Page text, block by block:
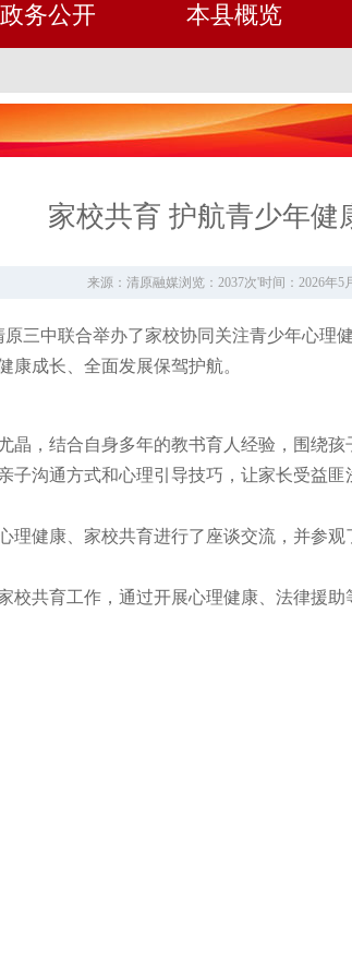
政务公开 本县概览
家校共育 护航青少年健
来源：清原融媒浏览：2037次'时间：2026年5
原三中联合举办了家校协同关注青少年心
康成长、全面发展保驾护航。
晶，结合自身多年的教书育人经验，围绕
沟通方式和心理引导技巧，让家长受益匪
健康、家校共育进行了座谈交流，并参观
共育工作，通过开展心理健康、法律援助